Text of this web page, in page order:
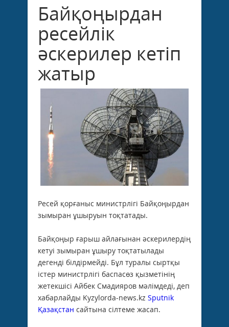
Байқоңырдан
ресейлік
әскерилер кетіп
жатыр
Ресей қорғаныс министрлігі Байқоңырдан
зымыран ұшыруын тоқтатады.
Байқоңыр ғарыш айлағынан әскерилердің
кетуі зымыран ұшыру тоқтатылады
дегенді білдірмейді. Бұл туралы сыртқы
істер министрлігі баспасөз қызметінің
жетекшісі Айбек Смадияров мәлімдеді, деп
хабарлайды Kyzylorda-news.kz Sputnik
Қазақстан сайтына сілтеме жасап.